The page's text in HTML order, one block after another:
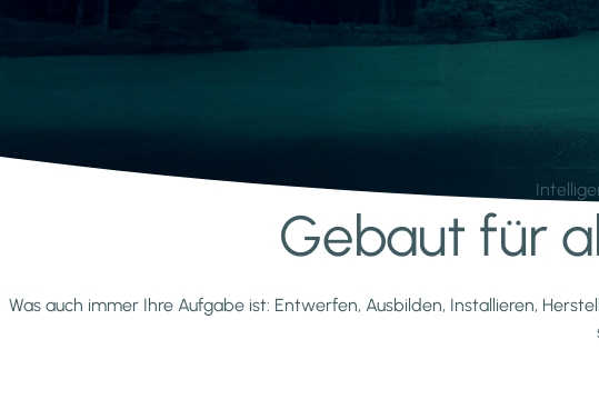
Gebaut für
Was auch immer Ihre Aufgabe ist: Entwerfen, Ausbilden, Installieren,